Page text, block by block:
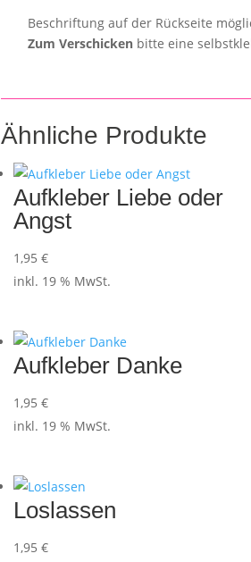
Beschriftung auf der Rückseite
Zum Verschicken bitte eine
Ähnliche Produkte
Aufkleber Liebe oder
Angst
1,95€
inkl. 19 % MwSt.
Aufkleber Danke
1,95€
inkl. 19 % MwSt.
Loslassen
1,95€